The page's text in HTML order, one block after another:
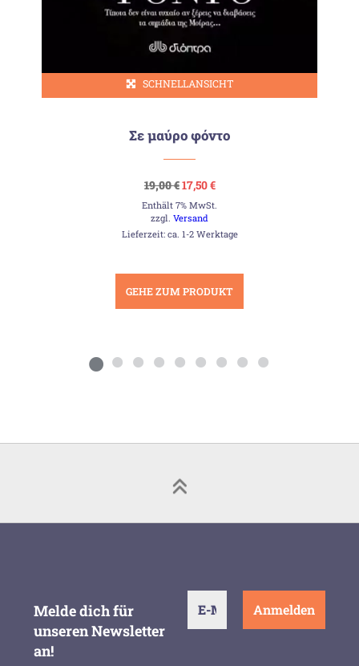
SCHNELLANSICHT
Σε μαύρο φόντο
19,00€Ursprünglicher
Preis
war:
19,00 €
17,50€Aktueller
ist:
Enthält 7% MwSt.
zzgl.Versand
Lieferzeit: ca. 1-2 Werktage
GEHE ZUM PRODUKT
Melde dich für
unseren Newsletter
an!